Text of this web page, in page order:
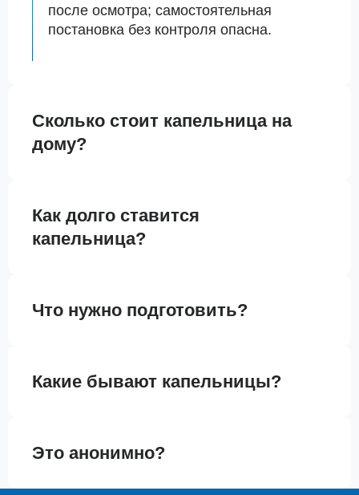
после осмотра; самостоятельная
постановка без контроля опасна.
Сколько стоит капельница на
дому?
Как долго ставится
капельница?
Что нужно подготовить?
Какие бывают капельницы?
Это анонимно?